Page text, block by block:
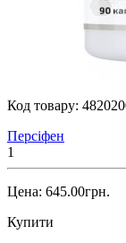
Код товару:
Персіфен
1
Цена: 645.00грн.
Купити